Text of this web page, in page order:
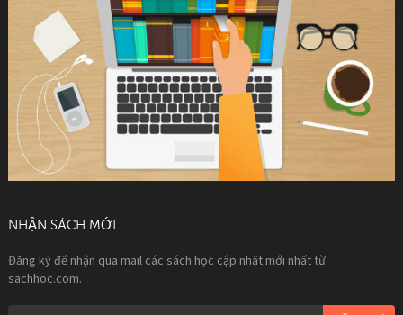
NHẬN SÁCH MỚI
Đăng ký để nhận qua mail các sách học cập nhật mới nhất từ
sachhoc.com.